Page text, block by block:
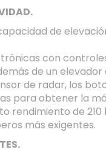
de
con
de un
de radar, los
para obtener la
rendimiento de
más exigentes.